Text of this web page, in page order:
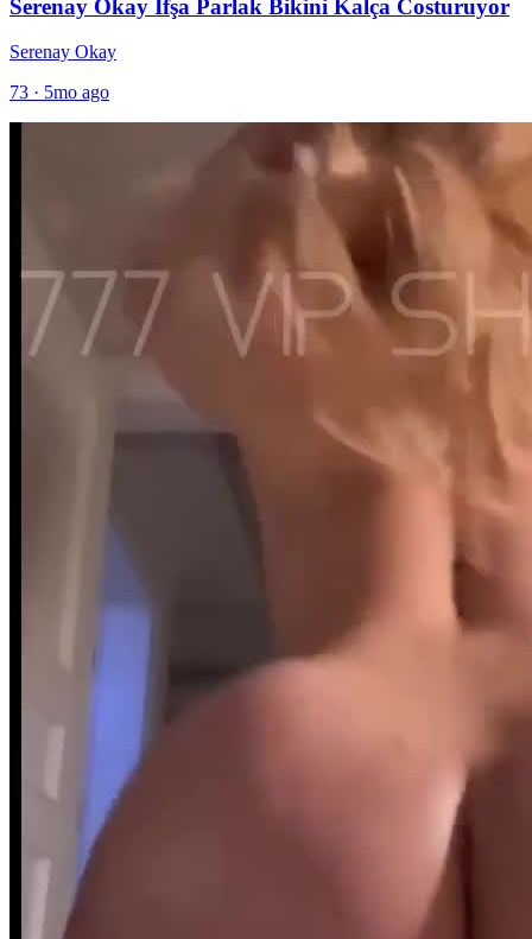
Serenay Okay İfşa Parlak Bikini Kalça Costuruyor
Serenay Okay
73 · 5mo ago